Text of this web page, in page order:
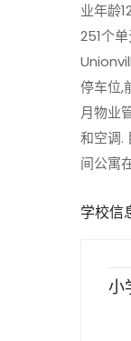
业年龄
251个
停车位,
月物业
和空调.
间公寓
学校信
小